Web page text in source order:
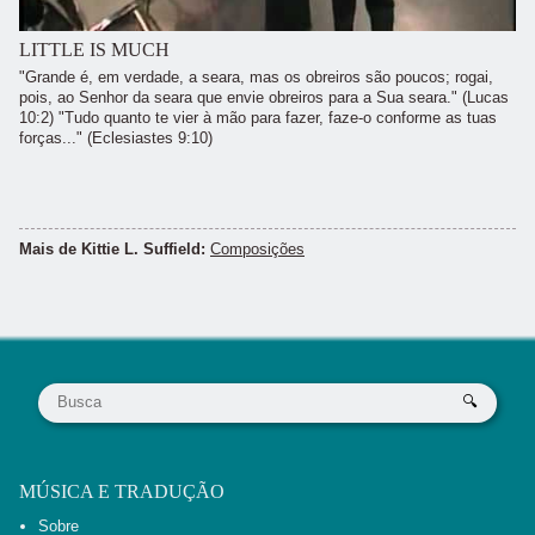
LITTLE IS MUCH
"Grande é, em verdade, a seara, mas os obreiros são poucos; rogai,
pois, ao Senhor da seara que envie obreiros para a Sua seara." (Lucas
10:2) "Tudo quanto te vier à mão para fazer, faze-o conforme as tuas
forças..." (Eclesiastes 9:10)
Mais de Kit­tie L. Suf­field: Composições
MÚSICA E TRADUÇÃO
Sobre